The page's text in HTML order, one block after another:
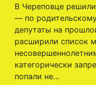
В Череповце
— по
депутаты на
расширили список
категорически
попали не…